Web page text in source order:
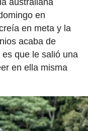
en
en meta y la
acaba de
que le salió una
en ella misma